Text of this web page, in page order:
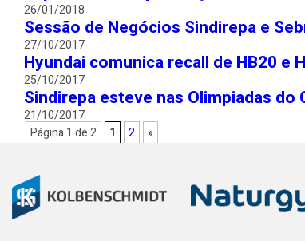
26/01/2018
Sessão de Negócios Sindirepa e
27/10/2017
Hyundai comunica recall de HB20 e
25/10/2017
Sindirepa esteve nas Olimpiadas
21/10/2017
Página 1 de 2
1 2 »